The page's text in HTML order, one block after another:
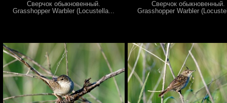
Сверчок обыкновенный.
Grasshopper Warbler (Locustella...
Сверчок обыкновенный.
Grasshopper Warbler